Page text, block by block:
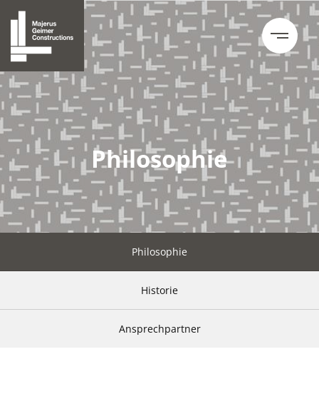
Philosophie
Philosophie
Historie
Ansprechpartner